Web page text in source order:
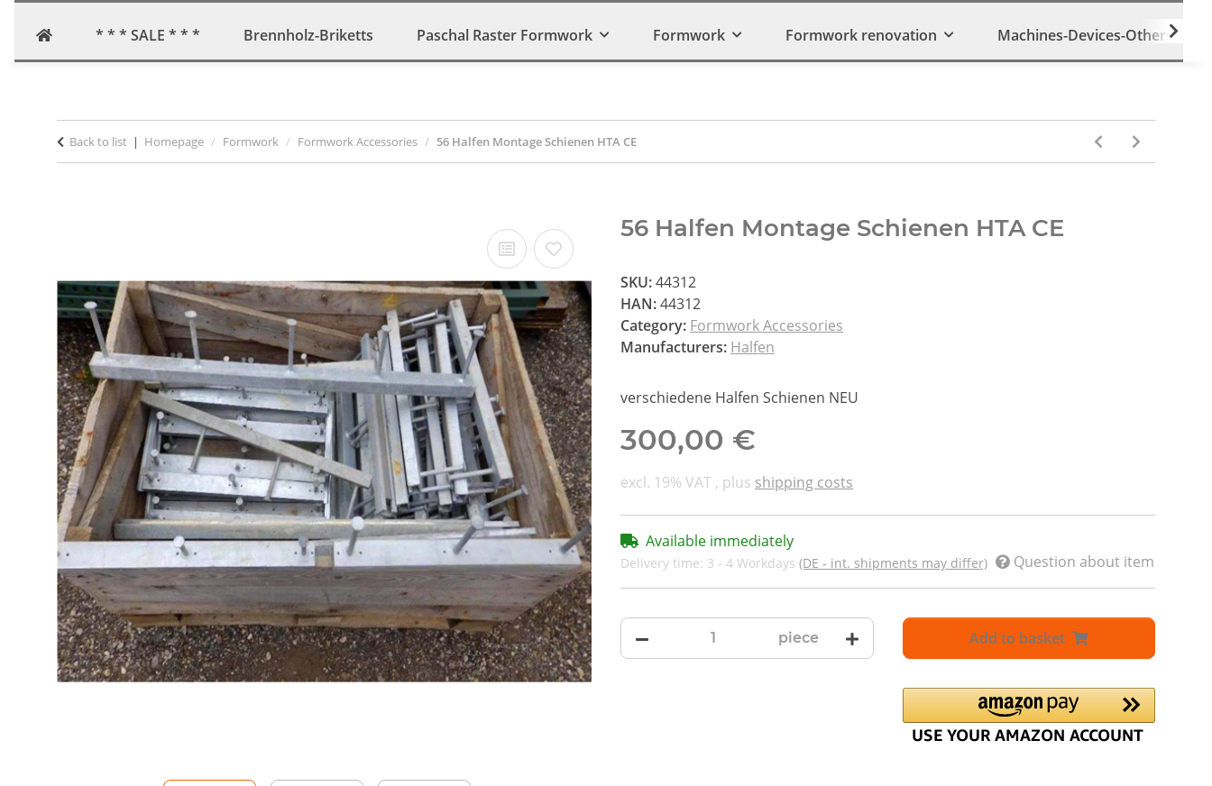
* * * SALE * * * Brennholz-Briketts Paschal Raster Formwork Formwork Formwork renovation Machines-Devices-Others
Back to list Homepage Formwork Formwork Accessories 56 Halfen Montage Schienen HTA CE
56 Halfen Montage Schienen HTA CE
SKU:44312
HAN:44312
Category: Formwork Accessories
Manufacturers: Halfen
verschiedene Halfen Schienen NEU
300,00 €
excl. 19% VAT , plus shipping costs
Available immediately
Delivery time: 3 - 4 Workdays (DE - int. shipments may differ) Question about item
piece Add to basket